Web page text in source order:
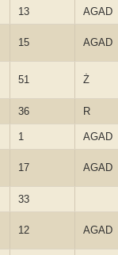
13 AGAD
15 AGAD
51 Ż
36 R
1 AGAD
17 AGAD
33
12 AGAD